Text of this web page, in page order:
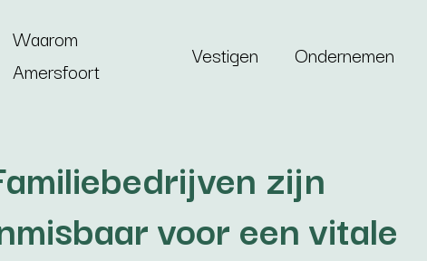
Waarom
Amersfoort
Vestigen Ondernemen
zijn
voor een vitale